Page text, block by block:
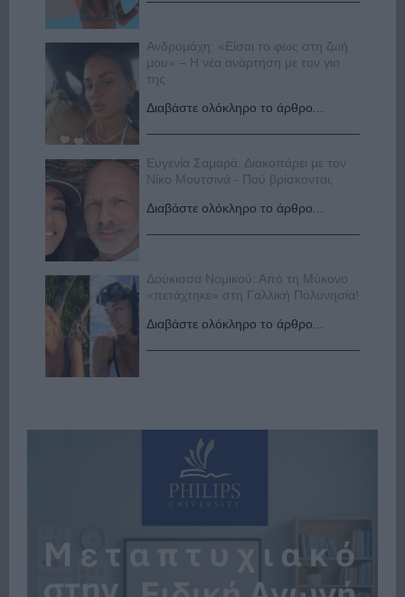
Ανδρομάχη: «Είσαι το φως στη ζωή
μου» – Η νέα ανάρτηση με τον γιο
της
Διαβάστε ολόκληρο το άρθρο...
Ευγενία Σαμαρά: Διακοπάρει με τον
Νίκο Μουτσινά - Πού βρίσκονται;
Διαβάστε ολόκληρο το άρθρο...
Δούκισσα Νομικού: Από τη Μύκονο
«πετάχτηκε» στη Γαλλική Πολυνησία!
Διαβάστε ολόκληρο το άρθρο...